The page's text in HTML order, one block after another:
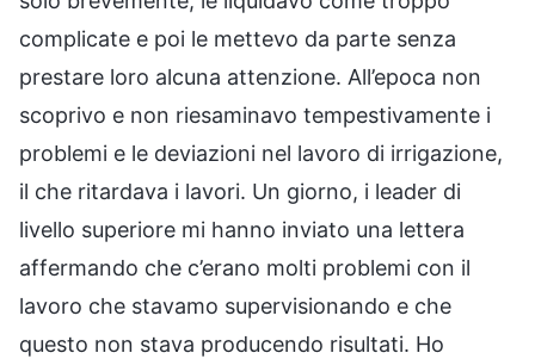
complicate e poi le mettevo da parte senza
prestare loro alcuna attenzione. All’epoca non
scoprivo e non riesaminavo tempestivamente i
problemi e le deviazioni nel lavoro di irrigazione,
il che ritardava i lavori. Un giorno, i leader di
livello superiore mi hanno inviato una lettera
affermando che c’erano molti problemi con il
lavoro che stavamo supervisionando e che
questo non stava producendo risultati. Ho